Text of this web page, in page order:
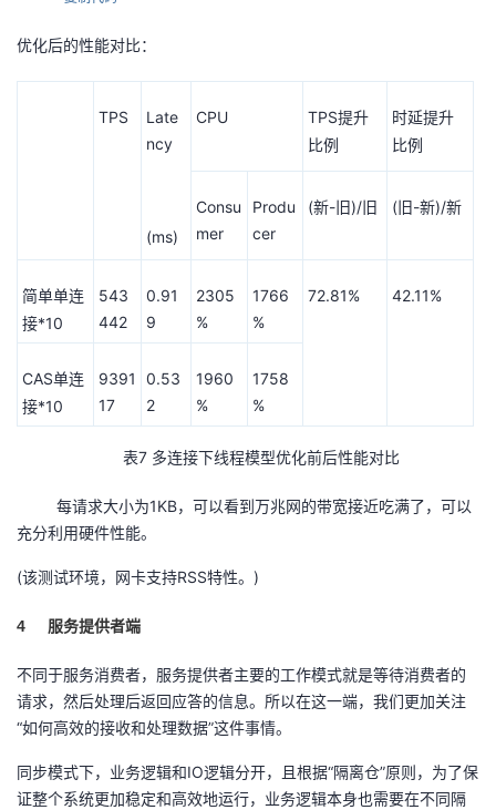
优化后的性能对比：
TPS
Late
ncy
(ms)
CPU TPS提升
比例
时延提升
比例
Consu
mer
Produ
cer
(新- 旧 )/ 旧 ( 旧 -新)/新
简单单连
接*10
543
442
0.91
9
2305
%
1766
%
72.81% 42.11%
CAS单连
接*10
9391
17
0.53
2
1960
%
1758
%
表7 多连接下线程模型优化前后性能对比
每请求大小为1KB，可以看到万兆网的带宽接近吃满了，可以
充分利用硬件性能。
(该测试环境，网卡支持RSS特性。)
4 服务提供者端
不同于服务消费者，服务提供者主要的工作模式就是等待消费者的
请求，然后处理后返回应答的信息。所以在这一端，我们更加关注
“如何高效的接收和处理数据”这件事情。
同步模式下，业务逻辑和IO逻辑分开，且根据“隔离仓”原则，为了保
证整个系统更加稳定和高效地运行，业务逻辑本身也需要在不同隔